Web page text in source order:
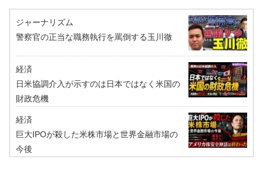
ジャーナリズム
警察官の正当な職務執行を罵倒する玉川徹
経済
日米協調介入が示すのは日本ではなく米国の
財政危機
経済
巨大IPOが殺した米株市場と世界金融市場の
今後